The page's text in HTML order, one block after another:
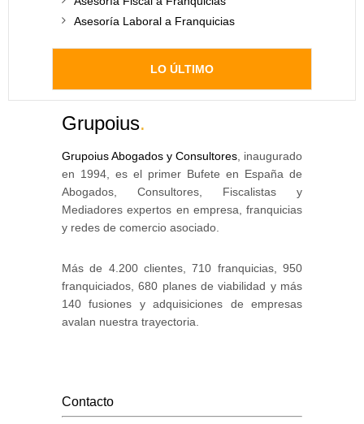
Asesoría Laboral a Franquicias
LO ÚLTIMO
Grupoius.
Grupoius Abogados y Consultores , inaugurado
en 1994, es el primer Bufete en España de
Abogados, Consultores, Fiscalistas y
Mediadores expertos en empresa, franquicias
y redes de comercio asociado.
Más de 4.200 clientes, 710 franquicias, 950
franquiciados, 680 planes de viabilidad y más
140 fusiones y adquisiciones de empresas
avalan nuestra trayectoria.
Contacto